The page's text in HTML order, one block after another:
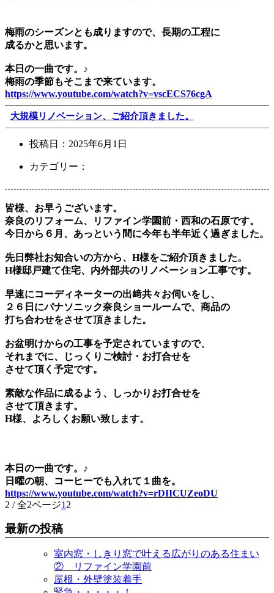
梅雨のシーズンとも成りますので、長期の工程に
成るかと思います。
本日の一曲です。♪
梅雨の季節もそこまで来ています。
https://www.youtube.com/watch?v=vscECS76cgA
大規模リノベーション、ご紹介頂きました。
投稿日： 2025年6月1日
カテゴリー：
皆様、お早うございます。
奈良のリフォーム、リファイン学園前・西和の石原です。
今日から６月、あっという間に今年も半年近く過ぎました。
先日弊社お知合いの方から、H様をご紹介頂きました。
H様邸戸建て住宅、内外部共のリノベーション工事です。
早速にコーディネーターの出﨑共々お伺いをし、
２６日にパナソニック奈良ショールームで、商品の
打ち合わせをさせて頂きました。
お盆明けからの工事を予定されていますので、
それまでに、じっくりご検討・お打合せを
させて頂く予定です。
素敵な作品に成るよう、しっかりお打合せを
させて頂きます。
H様、よろしくお願い致します。
本日の一曲です。♪
日曜の朝、コーヒーでも入れて１曲を。
https://www.youtube.com/watch?v=rDIICUZeoDU
2 / 全2ページ1 2
最新の投稿
室内窓・しきり窓で叶える広がりのある住まい
② リファイン学園前
屋根・外壁塗装着手